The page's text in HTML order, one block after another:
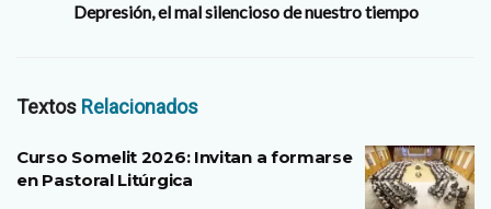
Depresión, el mal silencioso de nuestro tiempo
Textos Relacionados
Curso Somelit 2026: Invitan a formarse
en Pastoral Litúrgica